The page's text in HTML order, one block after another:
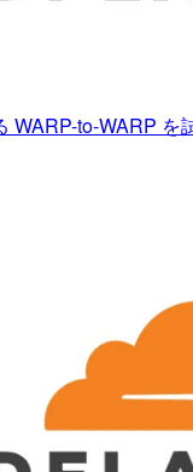
WARP-to-WARP を